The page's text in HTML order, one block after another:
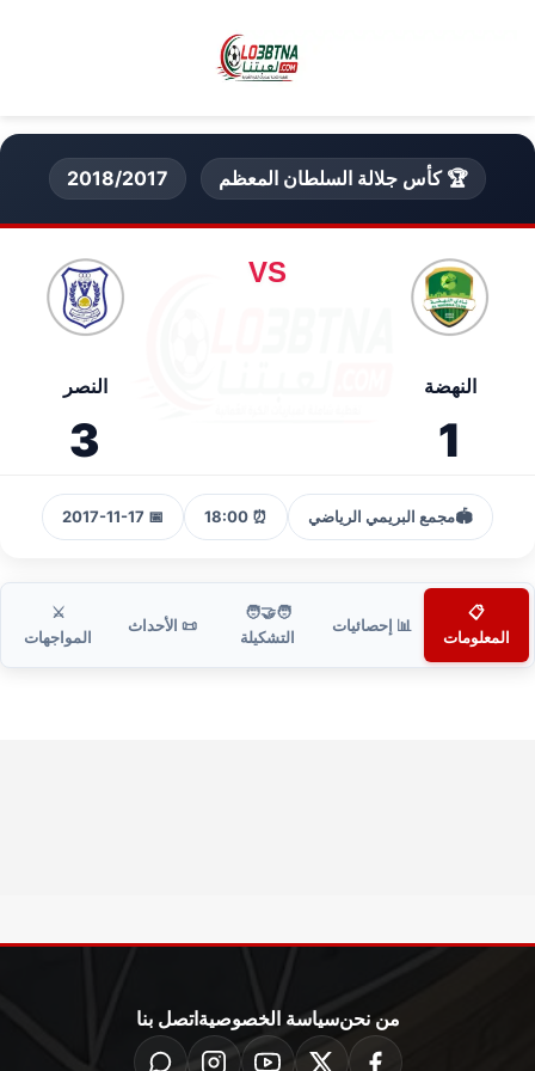
🏆 كأس جلالة السلطان المعظم 2018/2017
النهضة
1
VS
النصر
3
🏟️مجمع البريمي الرياضي ⏰ 18:00
📅 2017-11-17
📋
المعلومات
📊 إحصائيات
🧑‍🤝‍🧑
التشكيلة
📜 الأحداث
⚔️
المواجهات
من نحنسياسة الخصوصية اتصل بنا